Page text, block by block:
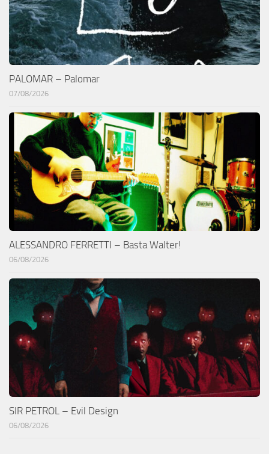
PALOMAR – Palomar
07/08/2026
ALESSANDRO FERRETTI – Basta Walter!
06/08/2026
SIR PETROL – Evil Design
06/08/2026